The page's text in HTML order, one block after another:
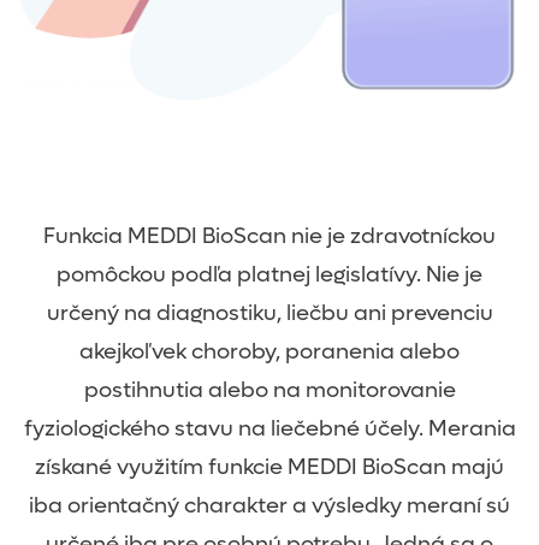
Funkcia MEDDI BioScan nie je zdravotníckou
pomôckou podľa platnej legislatívy. Nie je
určený na diagnostiku, liečbu ani prevenciu
akejkoľvek choroby, poranenia alebo
postihnutia alebo na monitorovanie
fyziologického stavu na liečebné účely. Merania
získané využitím funkcie MEDDI BioScan majú
iba orientačný charakter a výsledky meraní sú